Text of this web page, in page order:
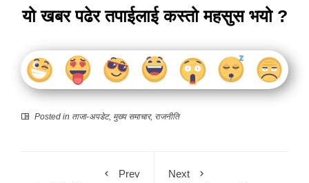
यो खबर पढेर तपाईलाई कस्तो महसुस भयो ?
Posted in ताजा-अपडेट, मुख्य समाचार, राजनीति
Prev
Next